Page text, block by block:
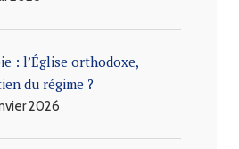
: l’Église orthodoxe,
du régime ?
2026